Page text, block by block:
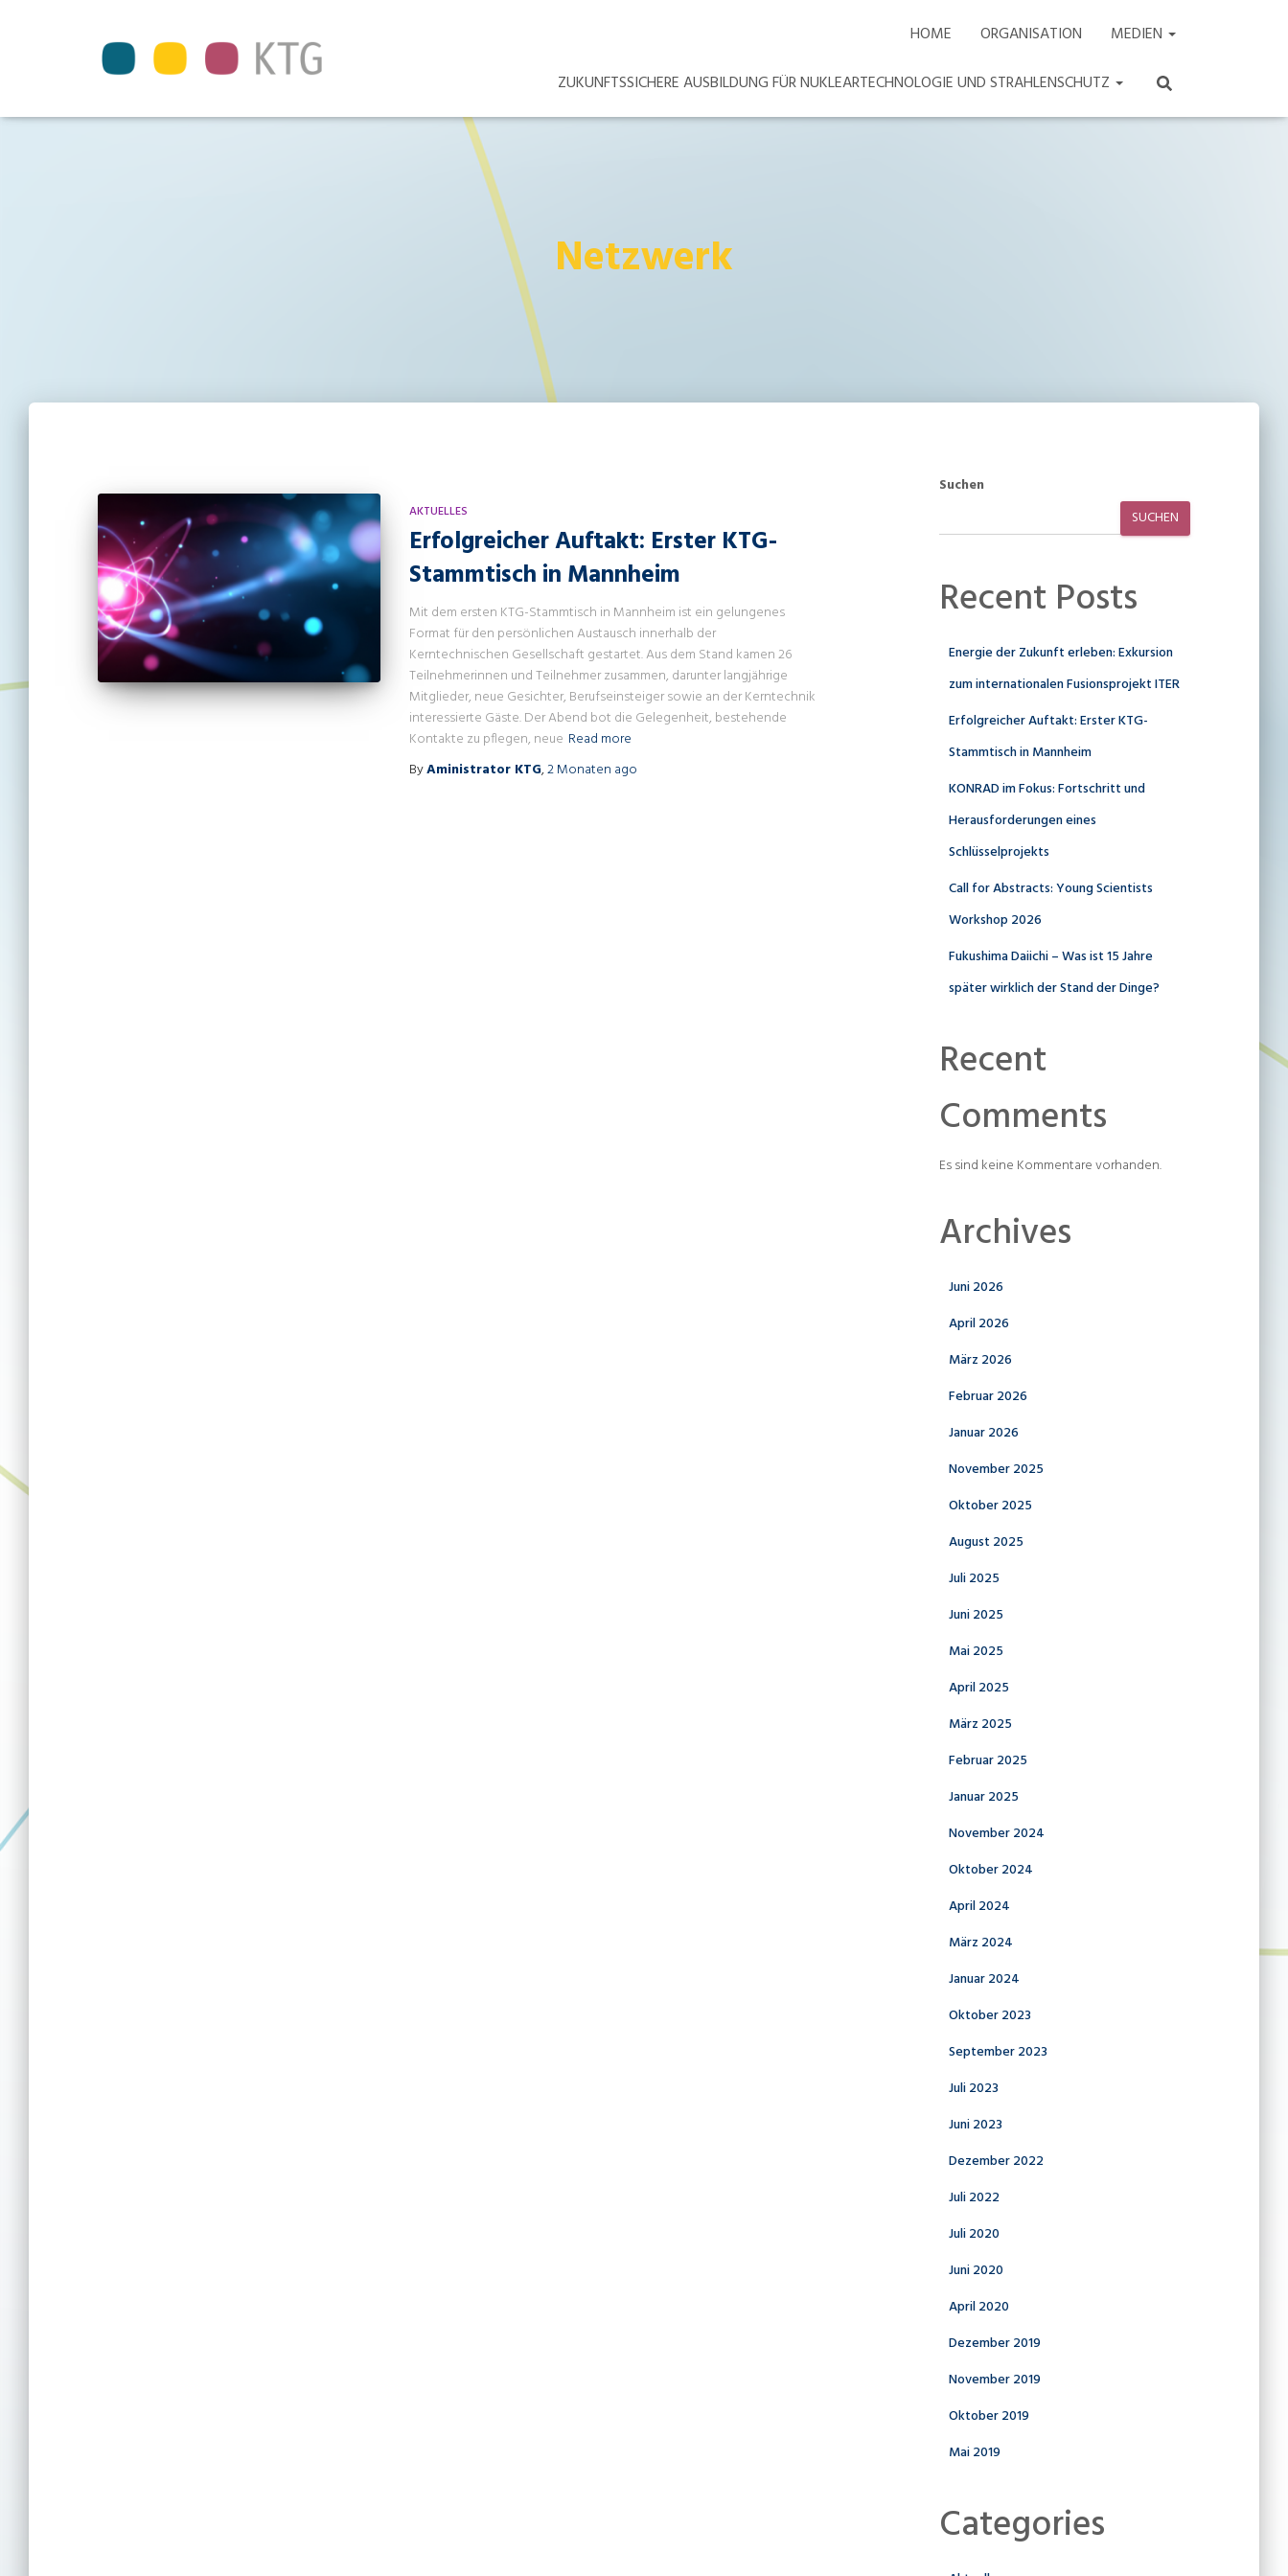
HOME ORGANISATION
MEDIEN
ZUKUNFTSSICHERE AUSBILDUNG FÜR NUKLEARTECHNOLOGIE UND STRAHLENSCHUTZ
Netzwerk
AKTUELLES
Erfolgreicher Auftakt: Erster KTG-
Stammtisch in Mannheim
Mit dem ersten KTG-Stammtisch in Mannheim ist ein gelungenes
Format für den persönlichen Austausch innerhalb der
Kerntechnischen Gesellschaft gestartet. Aus dem Stand kamen 26
Teilnehmerinnen und Teilnehmer zusammen, darunter langjährige
Mitglieder, neue Gesichter, Berufseinsteiger sowie an der Kerntechnik
interessierte Gäste. Der Abend bot die Gelegenheit, bestehende
Kontakte zu pflegen, neue Read more
ByAministrator KTG,2 Monaten ago
Suchen
SUCHEN
Recent Posts
Energie der Zukunft erleben: Exkursion
zum internationalen Fusionsprojekt ITER
Erfolgreicher Auftakt: Erster KTG-
Stammtisch in Mannheim
KONRAD im Fokus: Fortschritt und
Herausforderungen eines
Schlüsselprojekts
Call for Abstracts: Young Scientists
Workshop 2026
Fukushima Daiichi – Was ist 15 Jahre
später wirklich der Stand der Dinge?
Recent
Comments
Es sind keine Kommentare vorhanden.
Archives
Juni 2026
April 2026
März 2026
Februar 2026
Januar 2026
November 2025
Oktober 2025
August 2025
Juli 2025
Juni 2025
Mai 2025
April 2025
März 2025
Februar 2025
Januar 2025
November 2024
Oktober 2024
April 2024
März 2024
Januar 2024
Oktober 2023
September 2023
Juli 2023
Juni 2023
Dezember 2022
Juli 2022
Juli 2020
Juni 2020
April 2020
Dezember 2019
November 2019
Oktober 2019
Mai 2019
Categories